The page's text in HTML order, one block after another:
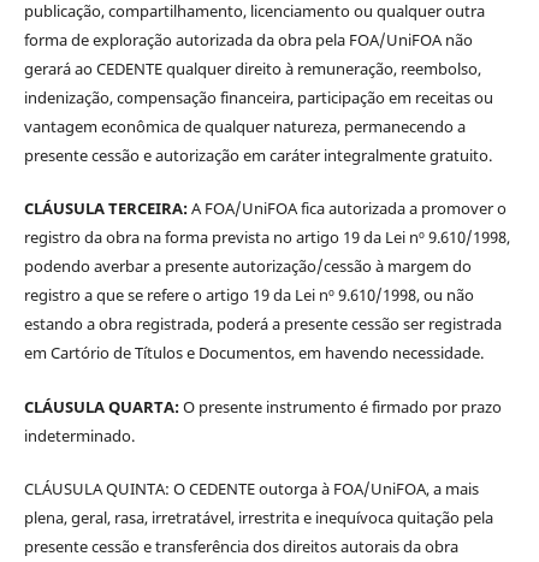
publicação, compartilhamento, licenciamento ou qualquer outra
forma de exploração autorizada da obra pela FOA/UniFOA não
gerará ao CEDENTE qualquer direito à remuneração, reembolso,
indenização, compensação financeira, participação em receitas ou
vantagem econômica de qualquer natureza, permanecendo a
presente cessão e autorização em caráter integralmente gratuito.
CLÁUSULA TERCEIRA:A FOA/UniFOA fica autorizada a promover o
registro da obra na forma prevista no artigo 19 da Lei nº 9.610/1998,
podendo averbar a presente autorização/cessão à margem do
registro a que se refere o artigo 19 da Lei nº 9.610/1998, ou não
estando a obra registrada, poderá a presente cessão ser registrada
em Cartório de Títulos e Documentos, em havendo necessidade.
CLÁUSULA QUARTA:O presente instrumento é firmado por prazo
indeterminado.
CLÁUSULA QUINTA: O CEDENTE outorga à FOA/UniFOA, a mais
plena, geral, rasa, irretratável, irrestrita e inequívoca quitação pela
presente cessão e transferência dos direitos autorais da obra